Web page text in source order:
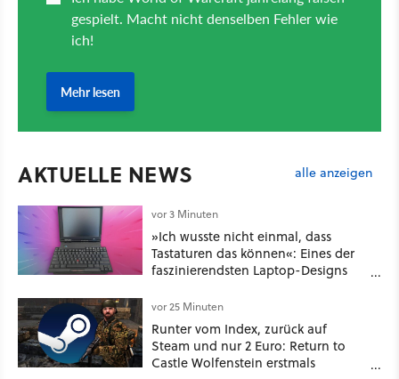
AKTUELLE NEWS alle anzeigen
vor 3 Minuten
»Ich wusste nicht einmal, dass
Tastaturen das können«: Eines der
faszinierendsten Laptop-Designs
vor 25 Minuten
Runter vom Index, zurück auf
Steam und nur 2 Euro: Return to
Castle Wolfenstein erstmals